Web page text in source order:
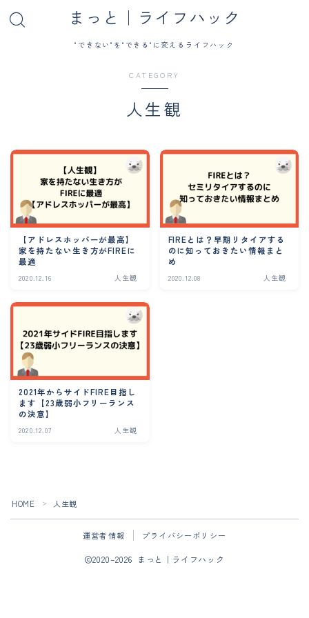
まっと｜ライフハック
"できない"を"できる"に変えるライフハック
CATEGORY
人生観
【アドレスホッパーが最高】
家を持たない生き方がFIREに
最適
2020.12.16 人生観
FIREとは？早期リタイアする
のに知っておきたい情報まと
め
2020.12.08 人生観
2021年からサイドFIRE目指し
ます【23歳弱小フリーランス
の決意】
2020.12.07 人生観
HOME ＞ 人生観
運営者情報 プライバシーポリシー
2020–2026 まっと｜ライフハック